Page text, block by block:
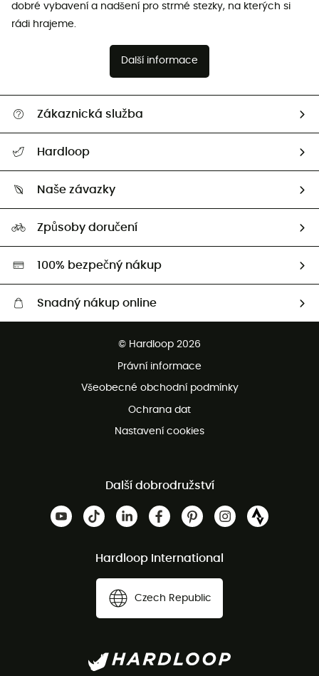
dobré vybavení a nadšení pro strmé stezky, na kterých si
rádi hrajeme.
Další informace
Zákaznická služba
Vrácení zboží a peněz
Hardloop
Naši Ambasadoři
Naše závazky
Second hand
HardGreen
Způsoby doručení
100% bezpečný nákup
Snadný nákup online
Bezplatné vrácení do 100 dnů
Bezplatná zákaznická služba
© Hardloop 2026
Právní informace
Všeobecné obchodní podmínky
Ochrana dat
Nastavení cookies
Další dobrodružství
Hardloop International
Czech Republic